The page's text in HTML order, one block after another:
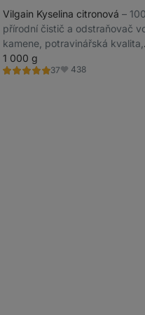
Vilgain Kyselina citronová ⁠–⁠
přírodní čistič a odstraňovač
kamene, potravinářská kvalita,
nezatěžuje přírodu
1 000 g
37
Hodnocení
Oblíbené
438